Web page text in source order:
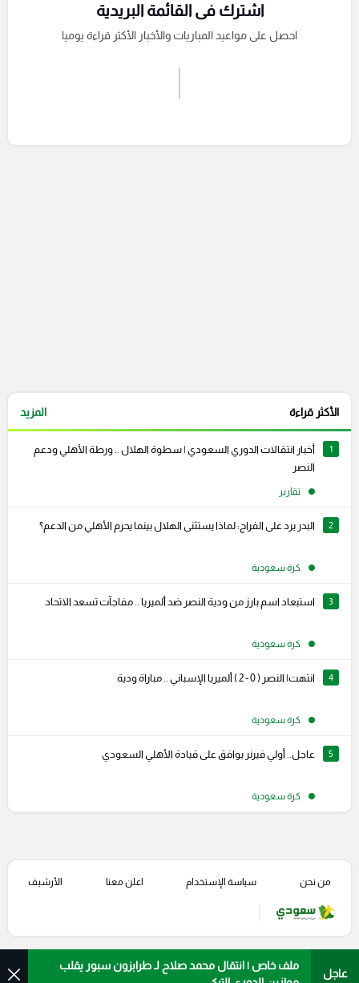
اشترك فى القائمة البريدية
احصل على مواعيد المباريات والأخبار الأكثر قراءة يوميا
الأكثر قراءة المزيد
1
أخبار انتقالات الدوري السعودي | سطوة الهلال .. ورطة الأهلي ودعم
النصر
تقارير
2 البدر يرد على الفراج: لماذا يستثنى الهلال بينما يحرم الأهلي من الدعم؟
كرة سعودية
3 استبعاد اسم بارز من ودية النصر ضد ألميريا .. مفاجآت تسعد الاتحاد
كرة سعودية
4 انتهت| النصر ( 0 - 2 ) ألميريا الإسباني .. مباراة ودية
كرة سعودية
5 عاجل.. أولي فيرنر يوافق على قيادة الأهلي السعودي
كرة سعودية
عاجل
ملف خاص | انتقال محمد صلاح لـ طرابزون سبور يقلب
من نحن سياسة الإستخدام اعلن معنا الأرشيف